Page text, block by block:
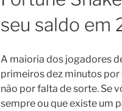
seu saldo em
A maioria dos jogadores
primeiros dez minutos
não por falta de sorte. Se
sempre ou que existe um